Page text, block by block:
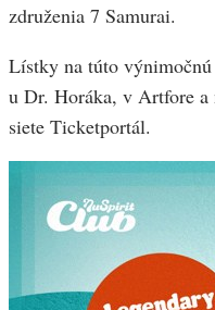
združenia 7 Samurai.
Lístky na túto
u Dr. Horáka, v Artfore a
siete Ticketportál.